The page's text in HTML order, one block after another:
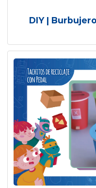
DIY |